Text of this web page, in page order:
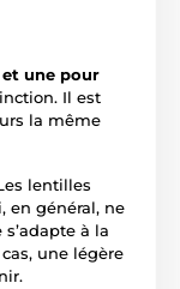
une pour
Il est
la même
lentilles
en général, ne
à la
une légère